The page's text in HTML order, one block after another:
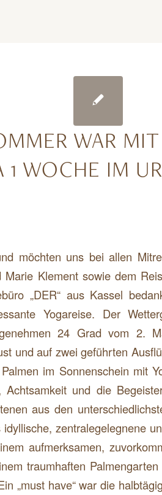
WAR
1 WOCHE IM
möchten uns bei allen
Klement sowie dem
„DER“ aus Kassel
Yogareise. Der
24 Grad vom 2.
und auf zwei geführten
im Sonnenschein mit
Achtsamkeit und die
aus den
zentralegelegnene
aufmerksamen,
traumhaften
„must have“ war die